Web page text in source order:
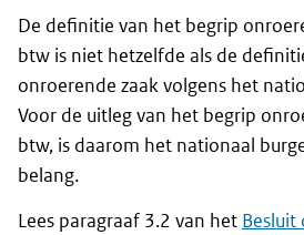
De definitie van het begrip
btw is niet hetzelfde als de
onroerende zaak volgens het
Voor de uitleg van het begrip
btw, is daarom het nationaal
belang.
Lees paragraaf 3.2 van het Besluit